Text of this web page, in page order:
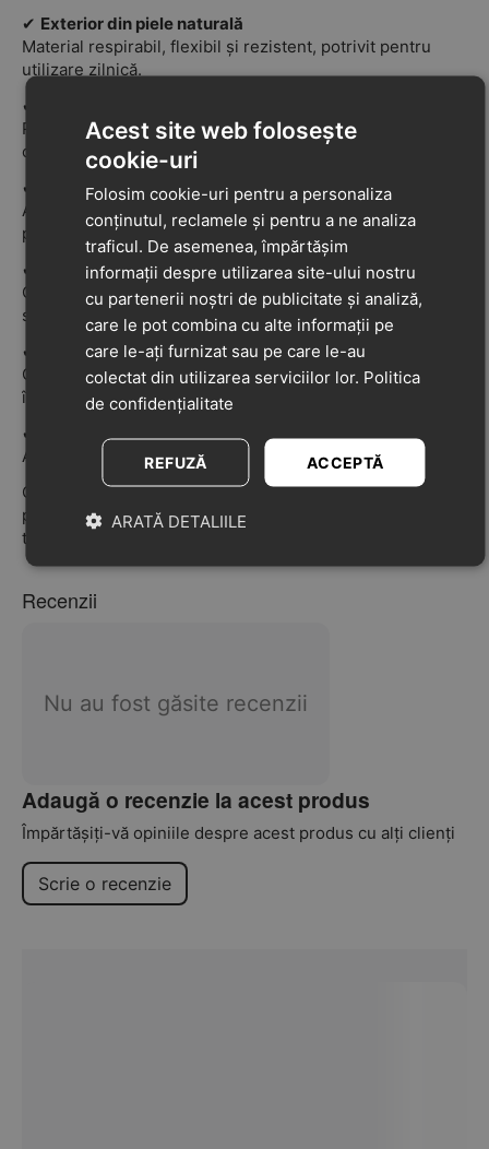
✔ Exterior din piele naturală
Material respirabil, flexibil și rezistent, potrivit pentru
utilizare zilnică.
✔
Permite eliminarea umezelii și menține piciorul aerisit,
contribuind la un climat interior confortabil.
✔
Branț antibacterian
Ajută la menținerea igienei și a prospețimii pe durata
purtării.
✔
Talpă flexibilă și antiderapantă
Oferă stabilitate și siguranță la mers pe diverse
suprafețe.
✔
Design practic – Iupidoo
Construcție confortabilă, adaptată piciorului copilului aflat
în mișcare.
✔
Culoare bleumarin cu galben
Aspect sport și dinamic, ușor de asortat.
O alegere potrivită pentru părinții care caută pantofi din
piele naturală, respirabili și confortabili pentru băieți, cu
tehnologia consacrată Geox Respira.
Recenzii
Nu au fost găsite recenzii
Adaugă o recenzie la acest produs
Împărtășiți-vă opiniile despre acest produs cu alți clienți
Scrie o recenzie
Acest site web folosește
cookie-uri
Folosim cookie-uri pentru a personaliza
conținutul, reclamele și pentru a ne analiza
traficul. De asemenea, împărtășim
informații despre utilizarea site-ului nostru
cu partenerii noștri de publicitate și analiză,
care le pot combina cu alte informații pe
care le-ați furnizat sau pe care le-au
colectat din utilizarea serviciilor lor. Politica
de confidențialitate
ACCEPTĂ
REFUZĂ
ARATĂ DETALIILE